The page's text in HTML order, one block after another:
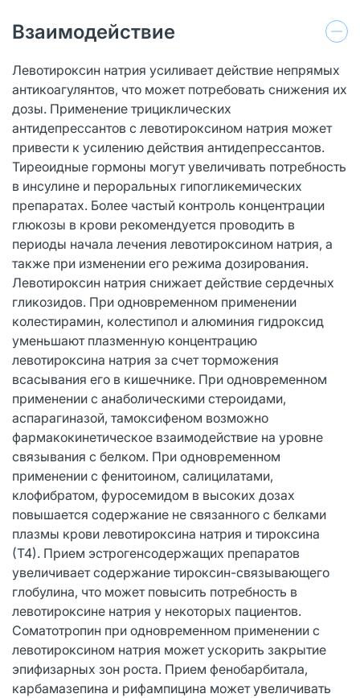
Взаимодействие
Левотироксин натрия усиливает действие непрямых
антикоагулянтов, что может потребовать снижения их
дозы. Применение трициклических
антидепрессантов с левотироксином натрия может
привести к усилению действия антидепрессантов.
Тиреоидные гормоны могут увеличивать потребность
в инсулине и пероральных гипогликемических
препаратах. Более частый контроль концентрации
глюкозы в крови рекомендуется проводить в
периоды начала лечения левотироксином натрия, а
также при изменении его режима дозирования.
Левотироксин натрия снижает действие сердечных
гликозидов. При одновременном применении
колестирамин, колестипол и алюминия гидроксид
уменьшают плазменную концентрацию
левотироксина натрия за счет торможения
всасывания его в кишечнике. При одновременном
применении с анаболическими стероидами,
аспарагиназой, тамоксифеном возможно
фармакокинетическое взаимодействие на уровне
связывания с белком. При одновременном
применении с фенитоином, салицилатами,
клофибратом, фуросемидом в высоких дозах
повышается содержание не связанного с белками
плазмы крови левотироксина натрия и тироксина
(Т4). Прием эстрогенсодержащих препаратов
увеличивает содержание тироксин-связывающего
глобулина, что может повысить потребность в
левотироксине натрия у некоторых пациентов.
Соматотропин при одновременном применении с
левотироксином натрия может ускорить закрытие
эпифизарных зон роста. Прием фенобарбитала,
карбамазепина и рифампицина может увеличивать